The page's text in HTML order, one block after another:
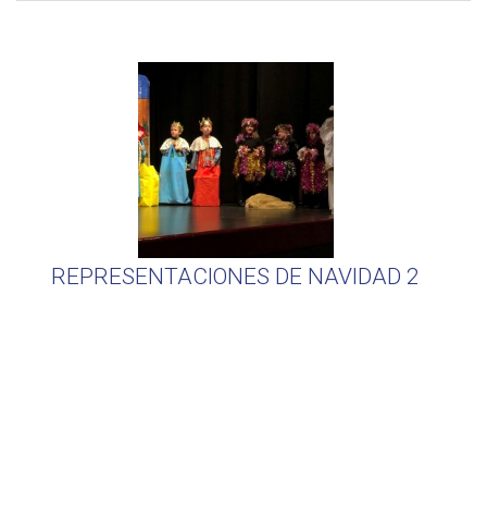
REPRESENTACIONES DE NAVIDAD 2